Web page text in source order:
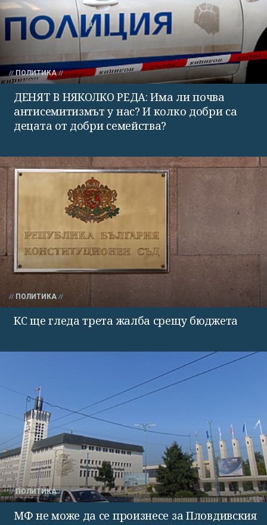
ПОЛИТИКА
ДЕНЯТ В НЯКОЛКО РЕДА: Има ли почва
антисемитизмът у нас? И колко добри са
децата от добри семейства?
ПОЛИТИКА
КС ще гледа трета жалба срещу бюджета
ПОЛИТИКА
МФ не може да се произнесе за Пловдивския